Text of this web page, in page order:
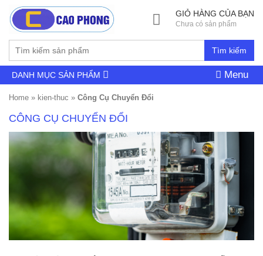
Tìm kiếm
GIỎ HÀNG CỦA BẠN
Chưa có sản phẩm
DANH MỤC SẢN PHẨM Menu
Home » kien-thuc » Công Cụ Chuyển Đổi
CÔNG CỤ CHUYỂN ĐỔI